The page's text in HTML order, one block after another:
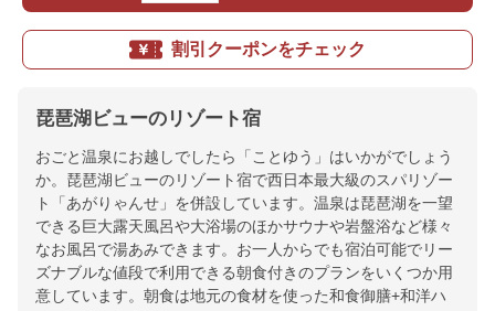
割引クーポンをチェック
琵琶湖ビューのリゾート宿
おごと温泉にお越しでしたら「ことゆう」はいかがでしょう
か。琵琶湖ビューのリゾート宿で西日本最大級のスパリゾー
ト「あがりゃんせ」を併設しています。温泉は琵琶湖を一望
できる巨大露天風呂や大浴場のほかサウナや岩盤浴など様々
なお風呂で湯あみできます。お一人からでも宿泊可能でリー
ズナブルな値段で利用できる朝食付きのプランをいくつか用
意しています。朝食は地元の食材を使った和食御膳+和洋ハ